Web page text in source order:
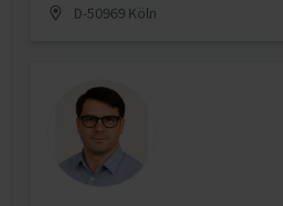
D-50969 Köln